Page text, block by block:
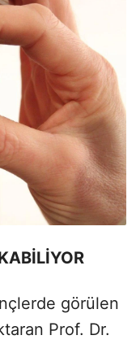
görülen
Prof. Dr.